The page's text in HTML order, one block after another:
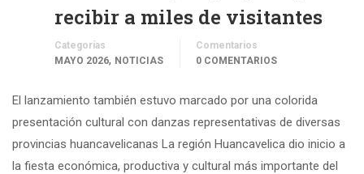
recibir a miles de visitantes
Categorías
MAYO 2026, NOTICIAS
Comentarios
0 COMENTARIOS
El lanzamiento también estuvo marcado por una colorida
presentación cultural con danzas representativas de diversas
provincias huancavelicanas La región Huancavelica dio inicio a
la fiesta económica, productiva y cultural más importante del